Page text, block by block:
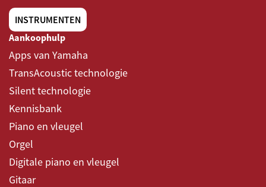
INSTRUMENTEN
Aankoophulp
Apps van Yamaha
TransAcoustic technologie
Silent technologie
Kennisbank
Piano en vleugel
Orgel
Digitale piano en vleugel
Gitaar